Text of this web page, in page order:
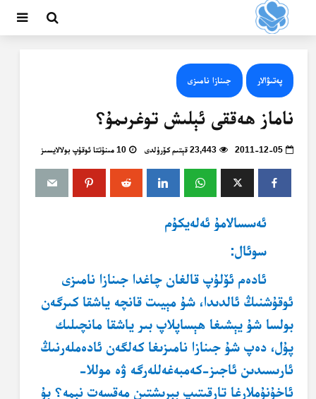
پەتىۋالار جىنازا نامىزى
ناماز ھەققى ئېلىش توغرىمۇ؟
2011-12-05 23,443 قېتىم كۆرۈلدى 10 مىنۇتتا ئوقۇپ بولالايسىز
ئەسسالامۇ ئەلەيكۇم
سوئال:
ئادەم ئۆلۇپ قالغان چاغدا جىنازا نامىزى
ئوقۇشنىڭ ئالدىدا، شۇ مېيىت قانچە ياشقا كىرگەن
بولسا شۇ يېشىغا ھېساپلاپ بىر ياشقا مانچىلىك
پۇل، دەپ شۇ جىنازا نامىزىغا كەلگەن ئادەملەرنىڭ
ئارىسىدىن ئاجىز-كەمبەغەللەرگە ۋە موللا-
ئاخۇنۇملارغا تارقىتىپ بېرىشتىن مەقسەت نېمە؟ بۇ